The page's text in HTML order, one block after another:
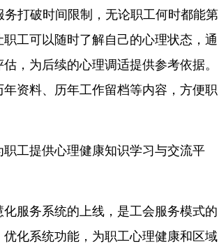
打破时间限制，无论职工何时都能第
工可以随时了解自己的心理状态，通
，为后续的心理调适提供参考依据。
资料、历年工作留档等内容，方便职
工提供心理健康知识学习与交流平
服务系统的上线，是工会服务模式的
化系统功能，为职工心理健康和区域